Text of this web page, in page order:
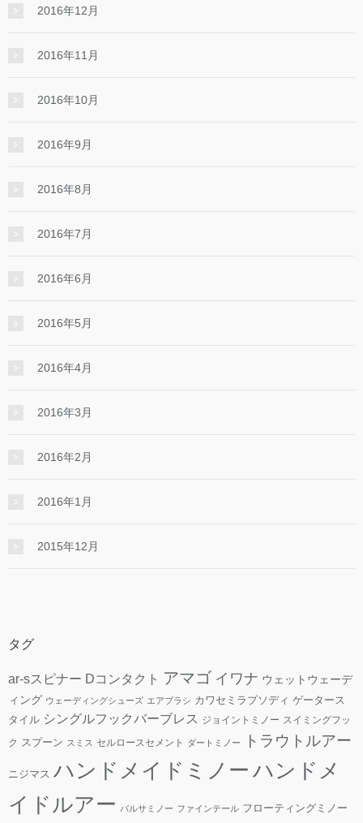
2016年12月
2016年11月
2016年10月
2016年9月
2016年8月
2016年7月
2016年6月
2016年5月
2016年4月
2016年3月
2016年2月
2016年1月
2015年12月
タグ
ar-sスピナー Dコンタクト アマゴ イワナ ウェットウェーデ
ィング ウェーディングシューズ エアブラシ カワセミラプソディ ゲータース
タイル シングルフックバーブレス ジョイントミノー スイミングフッ
ク スプーン スミス セルロースセメント ダートミノー トラウトルアー
ニジマス ハンドメイドミノー ハンドメ
イドルアー バルサミノー ファインテール フローティングミノー